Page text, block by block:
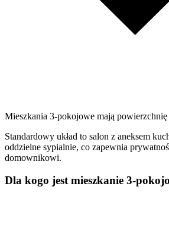
Mieszkania 3-pokojowe mają
Standardowy układ to salon z aneksem
oddzielne sypialnie, co zapewnia
domownikowi.
Dla kogo jest mieszkanie 3-